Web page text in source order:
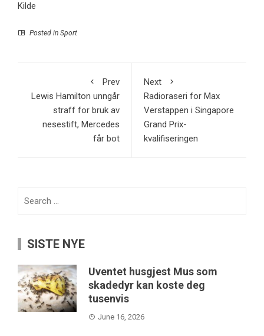
Kilde
Posted in Sport
Prev
Lewis Hamilton unngår
straff for bruk av
nesestift, Mercedes
får bot
Next
Radioraseri for Max
Verstappen i Singapore
Grand Prix-
kvalifiseringen
SISTE NYE
Uventet husgjest Mus som
skadedyr kan koste deg
tusenvis
June 16, 2026